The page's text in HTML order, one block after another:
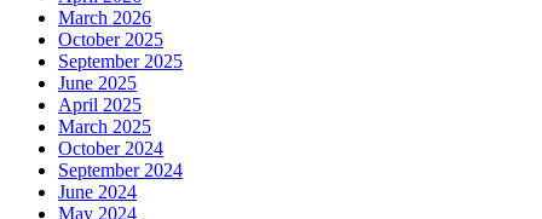
March 2026
October 2025
September 2025
June 2025
April 2025
March 2025
October 2024
September 2024
June 2024
May 2024